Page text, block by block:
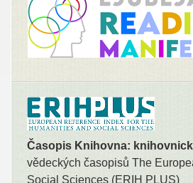
Časopis Knihovna:
vědeckých časopisů The
Social Sciences (ERIH PLUS)